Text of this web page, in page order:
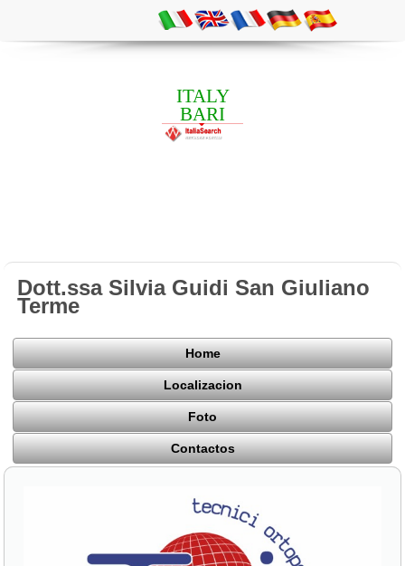
ITALY
BARI
Dott.ssa Silvia Guidi San Giuliano
Terme
Home
Localizacion
Foto
Contactos